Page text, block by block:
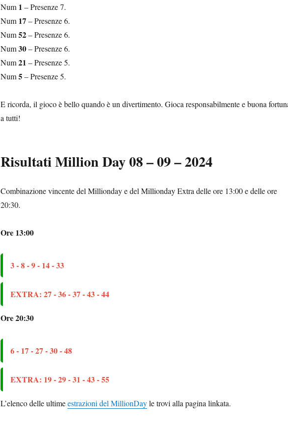
Num 1 – Presenze 7.
Num 17– Presenze 6.
Num52– Presenze 6.
Num30– Presenze 6.
Num21 – Presenze 5.
Num5– Presenze 5.
E ricorda, il gioco è bello quando è un divertimento. Gioca responsabilmente e buona
a tutti!
Risultati Million Day 08 – 09 – 2024
Combinazione vincente del Millionday e del Millionday Extra delle ore 13:00 e delle ore
20:30.
Ore 13:00
3 - 8 - 9 - 14 - 33
EXTRA: 27 - 36 - 37 - 43 - 44
Ore 20:30
6 - 17 - 27 - 30 - 48
EXTRA: 19 - 29 - 31 - 43 - 55
L’elenco delle ultimeestrazioni del MillionDayle trovi alla pagina linkata.